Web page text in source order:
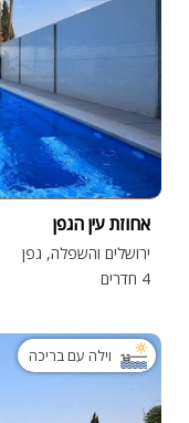
אחוזת עין הגפן
ירושלים והשפלה, גפן
4 חדרים
וילה עם בריכה